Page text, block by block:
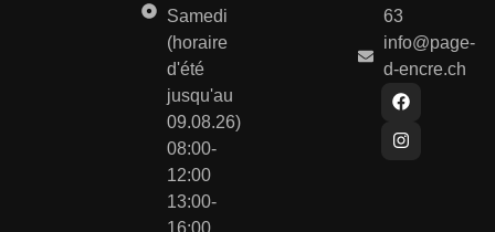
Samedi
(horaire
d'été
jusqu'au
09.08.26)
08:00-
12:00
13:00-
16:00
63
info@page-
d-encre.ch